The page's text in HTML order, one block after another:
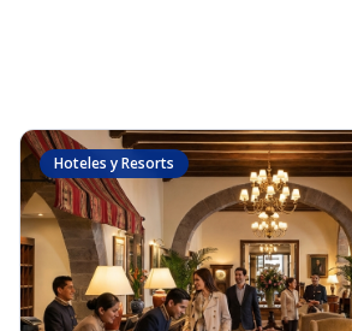
Hoteles y Resorts